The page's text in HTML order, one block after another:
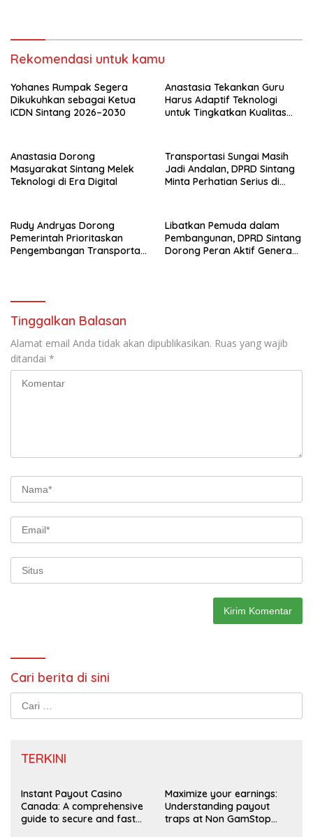
Rekomendasi untuk kamu
Yohanes Rumpak Segera
Dikukuhkan sebagai Ketua
ICDN Sintang 2026–2030
Anastasia Tekankan Guru
Harus Adaptif Teknologi
untuk Tingkatkan Kualitas
Anastasia Dorong
Masyarakat Sintang Melek
Teknologi di Era Digital
Transportasi Sungai Masih
Jadi Andalan, DPRD Sintang
Minta Perhatian Serius di
Rudy Andryas Dorong
Pemerintah Prioritaskan
Pengembangan Transportasi
Libatkan Pemuda dalam
Pembangunan, DPRD Sintang
Dorong Peran Aktif Generasi
Tinggalkan Balasan
Alamat email Anda tidak akan dipublikasikan. Ruas yang wajib
ditandai *
Cari berita di sini
Cari
untuk:
TERKINI
Instant Payout Casino
Canada: A comprehensive
guide to secure and fast
Maximize your earnings:
Understanding payout
traps at Non GamStop